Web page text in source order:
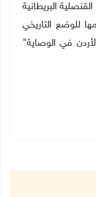
البريطانية
للوضع التاريخي
في الوصاية"